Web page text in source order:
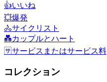
👍いいね
💥爆発
🚴サイクリスト
💑カップルとハート
🈂️サービスまたはサービス料
コレクション